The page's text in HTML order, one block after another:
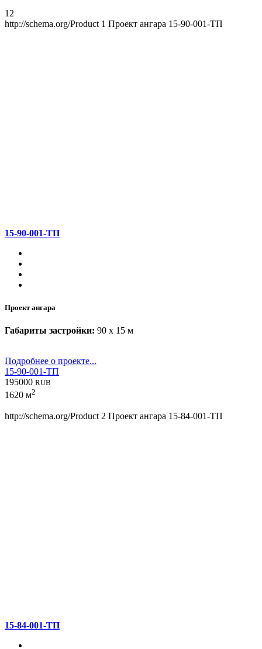
12
http://schema.org/Product 1 Проект ангара 15-90-001-ТП
15-90-001-ТП
Проект ангара
Габариты застройки: 90 x 15 м
Подробнее о проекте...
15-90-001-ТП
195000 RUB
1620 м2
http://schema.org/Product 2 Проект ангара 15-84-001-ТП
15-84-001-ТП